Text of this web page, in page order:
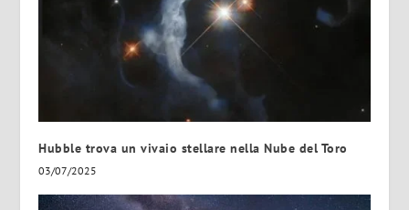
Hubble trova un vivaio stellare nella Nube del Toro
03/07/2025